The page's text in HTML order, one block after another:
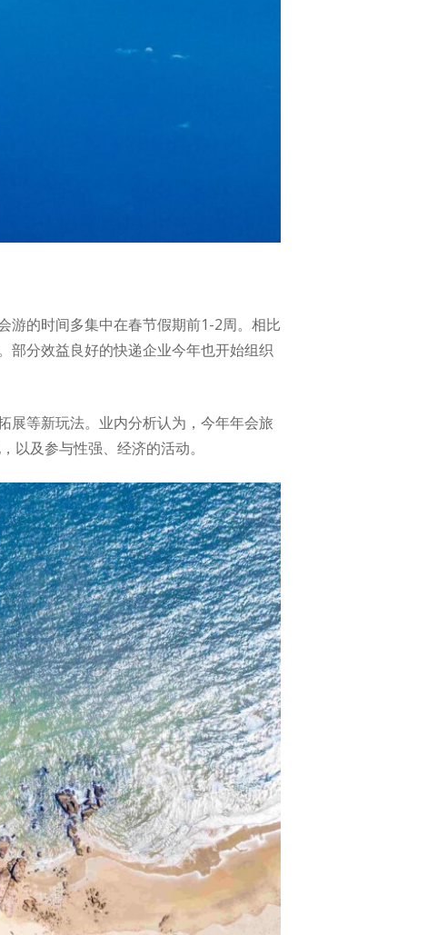
游的时间多集中在春节假期前1-2周。相比
部分效益良好的快递企业今年也开始组织
展等新玩法。业内分析认为，今年年会旅
及参与性强、经济的活动。